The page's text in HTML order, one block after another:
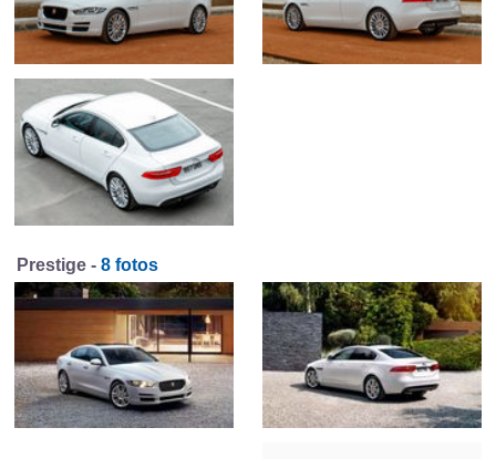
Prestige - 8 fotos